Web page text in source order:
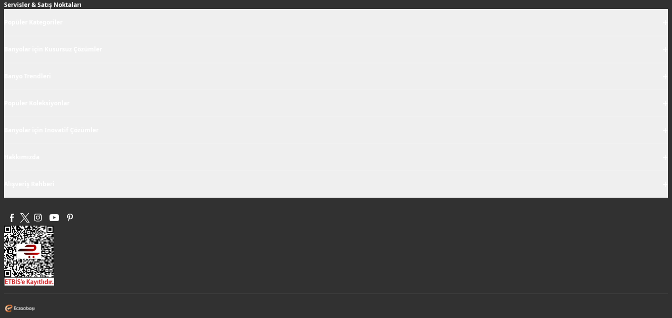
Servisler & Satış Noktaları